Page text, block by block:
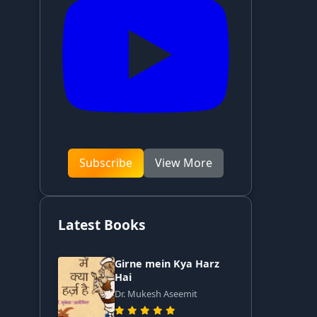
Subscribe View More
Latest Books
Girne mein Kya Harz
Hai
Dr. Mukesh Aseemit